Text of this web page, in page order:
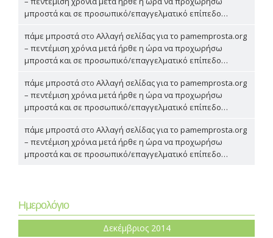
μπροστά και σε προσωπικό/επαγγελματικό επίπεδο…
πάμε μπροστά στο Αλλαγή σελίδας για το pamemprosta.org
– πεντέμιση χρόνια μετά ήρθε η ώρα να προχωρήσω
μπροστά και σε προσωπικό/επαγγελματικό επίπεδο…
πάμε μπροστά στο Αλλαγή σελίδας για το pamemprosta.org
– πεντέμιση χρόνια μετά ήρθε η ώρα να προχωρήσω
μπροστά και σε προσωπικό/επαγγελματικό επίπεδο…
πάμε μπροστά στο Αλλαγή σελίδας για το pamemprosta.org
– πεντέμιση χρόνια μετά ήρθε η ώρα να προχωρήσω
μπροστά και σε προσωπικό/επαγγελματικό επίπεδο…
Ημερολόγιο
Δεκέμβριος 2014